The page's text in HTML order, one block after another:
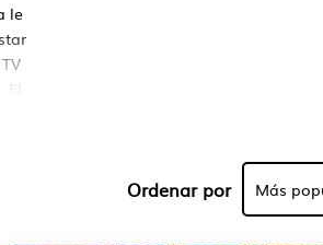
le
Ordenar por Más